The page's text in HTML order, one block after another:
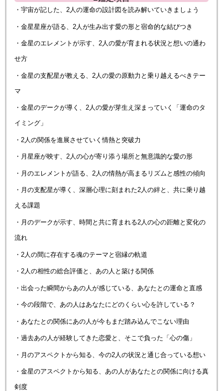
・宇宙が記した、2人の運命の設計図を読み解いていきましょう
・金星星座が語る、2人が生み出す愛の形と宿命的な結びつき
・金星のエレメントが示す、2人の愛が育まれる状況と想いの通わ
せ方
・金星の支配星が教える、2人の愛の原動力と乗り越えるべきテー
マ
・金星のデークが導く、2人の愛が芽生え深まっていく「運命のタ
イミング」
・2人の関係を進展させていく情熱と突破力
・月星座が映す、2人の心が寄り添う場所と無意識的な愛の形
・月のエレメントが語る、2人の情熱が高まるリズムと感性の傾向
・月の支配星が導く、深層心理に刻まれた2人の絆と、共に乗り越
える課題
・月のデークが示す、時間と共に育まれる2人の心の距離と変化の
流れ
・2人の間に存在する魂のテーマと宿縁の軌道
・2人の相性の総合評価と、あの人と築ける関係
・出会った瞬間からあの人が感じている、あなたとの運命と直感
・今の段階で、あの人はあなたにどのくらい心を許している？
・あなたとの関係にあの人が今もまだ踏み込んでこない理由
・過去あの人が経験してきた恋愛と、そこで負った「心の傷」
・月のアスペクトから知る、今の2人の状況と通じ合っている想い
・金星のアスペクトから知る、あの人があなたとの関係に向ける真
剣度